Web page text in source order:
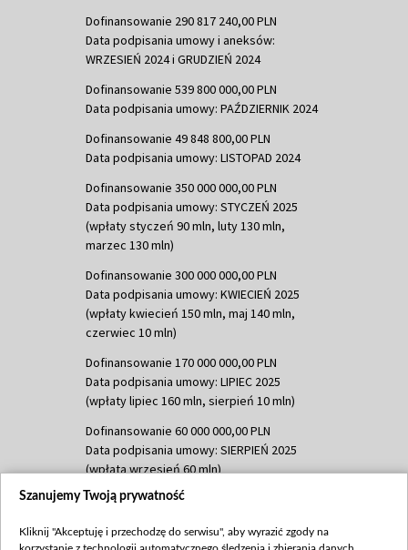
Dofinansowanie 290 817 240,00 PLN
Data podpisania umowy i aneksów:
WRZESIEŃ 2024 i GRUDZIEŃ 2024
Dofinansowanie 539 800 000,00 PLN
Data podpisania umowy: PAŹDZIERNIK 2024
Dofinansowanie 49 848 800,00 PLN
Data podpisania umowy: LISTOPAD 2024
Dofinansowanie 350 000 000,00 PLN
Data podpisania umowy: STYCZEŃ 2025
(wpłaty styczeń 90 mln, luty 130 mln,
marzec 130 mln)
Dofinansowanie 300 000 000,00 PLN
Data podpisania umowy: KWIECIEŃ 2025
(wpłaty kwiecień 150 mln, maj 140 mln,
czerwiec 10 mln)
Dofinansowanie 170 000 000,00 PLN
Data podpisania umowy: LIPIEC 2025
(wpłaty lipiec 160 mln, sierpień 10 mln)
Dofinansowanie 60 000 000,00 PLN
Data podpisania umowy: SIERPIEŃ 2025
(wpłata wrzesień 60 mln)
Dofinansowanie 635 783 051,21 PLN
(wpłata wrzesień 100 mln, październik 350
Szanujemy Twoją prywatność
Kliknij "Akceptuję i przechodzę do serwisu", aby wyrazić zgody na